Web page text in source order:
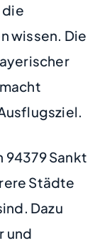
die
wissen. Die
94379 Sankt
Städte
Dazu
und